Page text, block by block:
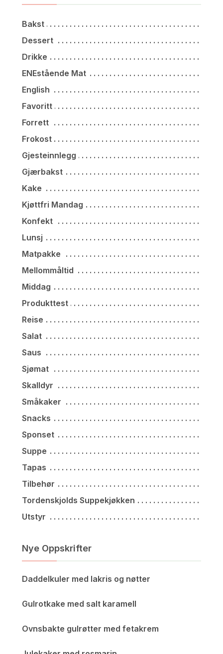
Bakst
Dessert
Drikke
ENEstående Mat
English
Favoritt
Forrett
Frokost
Gjesteinnlegg
Gjærbakst
Kake
Kjøttfri Mandag
Konfekt
Lunsj
Matpakke
Mellommåltid
Middag
Produkttest
Reise
Salat
Saus
Sjømat
Skalldyr
Småkaker
Snacks
Sponset
Suppe
Tapas
Tilbehør
Tordenskjolds Suppekjøkken
Utstyr
Nye Oppskrifter
Daddelkuler med lakris og nøtter
Gulrotkake med salt karamell
Ovnsbakte gulrøtter med fetakrem